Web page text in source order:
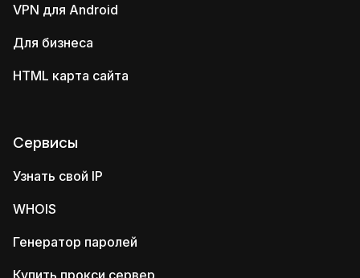
VPN для Android
Для бизнеса
HTML карта сайта
Сервисы
Узнать свой IP
WHOIS
Генератор паролей
Купить прокси сервер